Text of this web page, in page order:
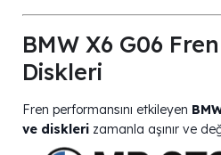
BMW X6 G06 Fren Balatası ve
Diskleri
Fren performansını etkileyen BMW
ve diskleri zamanla aşınır ve